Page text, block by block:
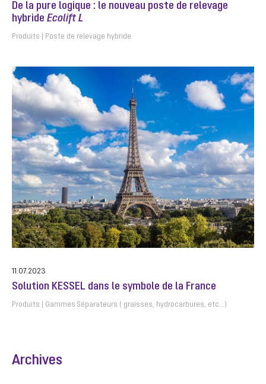
De la pure logique : le nouveau poste de relevage
hybride Ecolift L
Produits Poste de relevage hybride
11.07.2023
Solution KESSEL dans le symbole de la France
Produits Gammes Séparateurs ( graisses, hydrocarbures, etc…)
Archives